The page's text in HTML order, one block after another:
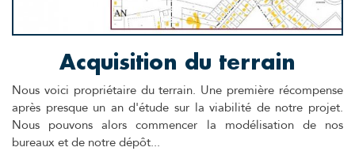
Acquisition du terrain
Nous voici propriétaire du terrain. Une première récompense
après presque un an d'étude sur la viabilité de notre projet.
Nous pouvons alors commencer la modélisation de nos
bureaux et de notre dépôt...